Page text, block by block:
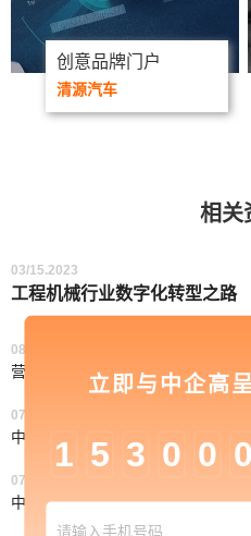
创意品牌门户
清源汽车
相关
03/15.2023
工程机械行业数字化转型之路
08/12.2021
营销自动化的价值体现
07/30.2021
中企高呈：新媒体推广的几种方式
07/30.2021
中企高呈：什么是电商订单管理？
立即与中企高
1 5 3 0 0 0